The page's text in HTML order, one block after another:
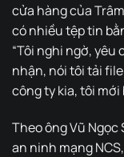
cửa hàng của
có nhiều tệp tin
“Tôi nghi ngờ,
nhận, nói tôi tải
công ty kia, tôi mới
Theo ông Vũ Ngọc
an ninh mạng